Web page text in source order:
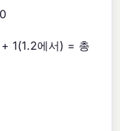
1(1.2에서) = 총